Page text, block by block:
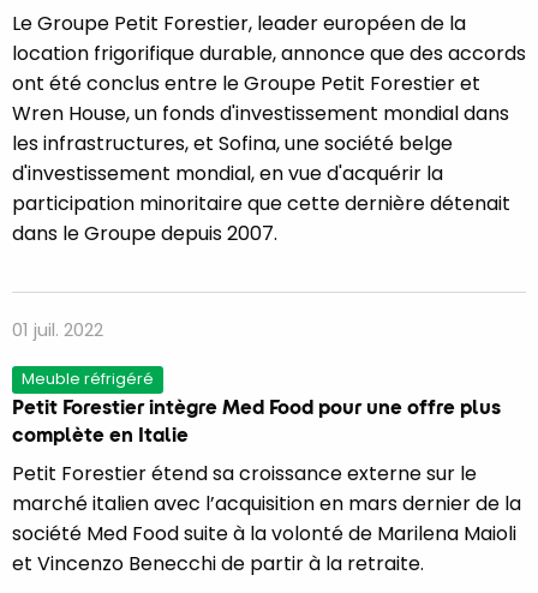
Le Groupe Petit Forestier, leader européen de la
location frigorifique durable, annonce que des accords
ont été conclus entre le Groupe Petit Forestier et
Wren House, un fonds d'investissement mondial dans
les infrastructures, et Sofina, une société belge
d'investissement mondial, en vue d'acquérir la
participation minoritaire que cette dernière détenait
dans le Groupe depuis 2007.
01 juil. 2022
Meuble réfrigéré
Petit Forestier intègre Med Food pour une offre plus
complète en Italie
Petit Forestier étend sa croissance externe sur le
marché italien avec l’acquisition en mars dernier de la
société Med Food suite à la volonté de Marilena Maioli
et Vincenzo Benecchi de partir à la retraite.